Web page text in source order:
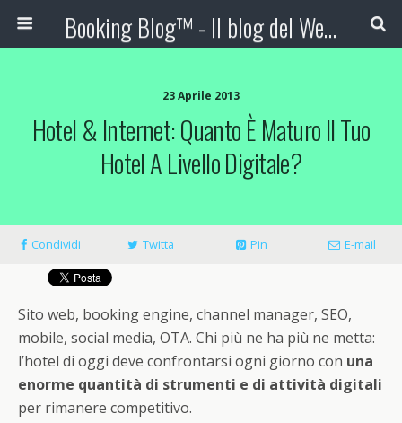
Booking Blog™ - Il blog del Web Marketing Turistico
23 Aprile 2013
Hotel & Internet: Quanto È Maturo Il Tuo
Hotel A Livello Digitale?
Condividi Twitta Pin E-mail
Sito web, booking engine, channel manager, SEO,
mobile, social media, OTA. Chi più ne ha più ne metta:
l’hotel di oggi deve confrontarsi ogni giorno con una
enorme quantità di strumenti e di attività digitali
per rimanere competitivo.